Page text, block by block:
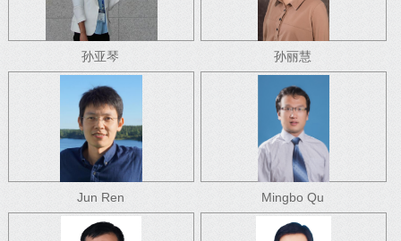
孙亚琴 孙丽慧
Jun Ren Mingbo Qu